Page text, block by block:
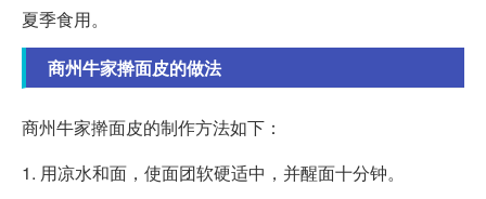
夏季食用。
商州牛家擀面皮的做法
商州牛家擀面皮的制作方法如下：
1. 用凉水和面，使面团软硬适中，并醒面十分钟。